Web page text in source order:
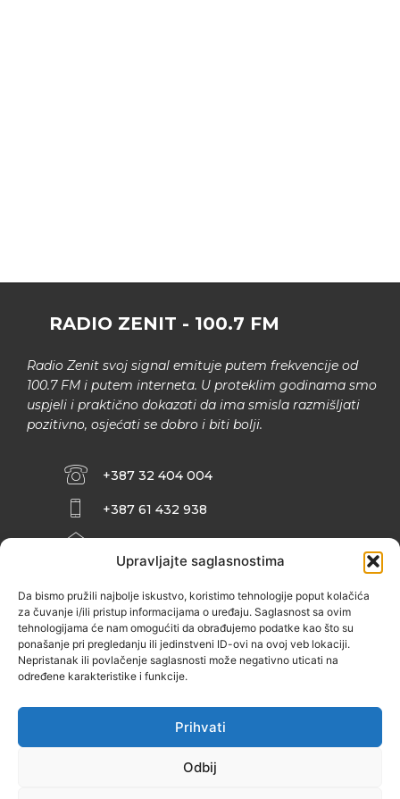
Upravljajte saglasnostima
Da bismo pružili najbolje iskustvo, koristimo tehnologije poput kolačića
za čuvanje i/ili pristup informacijama o uređaju. Saglasnost sa ovim
tehnologijama će nam omogućiti da obrađujemo podatke kao što su
ponašanje pri pregledanju ili jedinstveni ID-ovi na ovoj veb lokaciji.
Nepristanak ili povlačenje saglasnosti može negativno uticati na
određene karakteristike i funkcije.
Prihvati
Odbij
RADIO ZENIT - 100.7 FM
Radio Zenit svoj signal emituje putem frekvencije od
100.7 FM i putem interneta. U proteklim godinama smo
uspjeli i praktično dokazati da ima smisla razmišljati
pozitivno, osjećati se dobro i biti bolji.
+387 32 404 004
+387 61 432 938
INFO@ZENIT.BA
ZENIČANKA, 3. SPRAT), 72000 ZENICA